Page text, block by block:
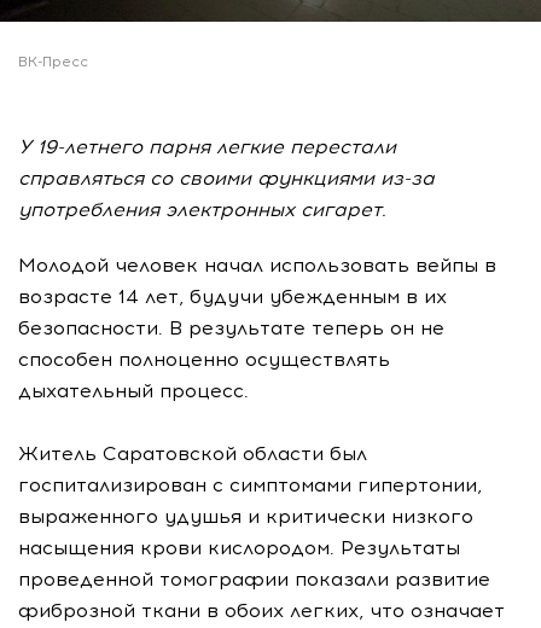
ВК-Пресс
У 19-летнего парня легкие перестали
справляться со своими функциями из-за
употребления электронных сигарет.
Молодой человек начал использовать вейпы в
возрасте 14 лет, будучи убежденным в их
безопасности. В результате теперь он не
способен полноценно осуществлять
дыхательный процесс.
Житель Саратовской области был
госпитализирован с симптомами гипертонии,
выраженного удушья и критически низкого
насыщения крови кислородом. Результаты
проведенной томографии показали развитие
фиброзной ткани в обоих легких, что означает